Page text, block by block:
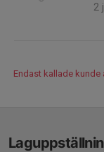
2
Endast kallade kunde